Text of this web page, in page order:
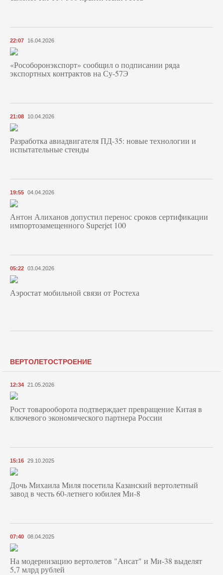
22:07 16.04.2026
«Рособоронэкспорт» сообщил о подписании ряда
экспортных контрактов на Су-57Э
21:08 10.04.2026
Разработка авиадвигателя ПД-35: новые технологии и
испытательные стенды
19:55 04.04.2026
Антон Алиханов допустил перенос сроков сертификации
импортозамещенного Superjet 100
05:22 03.04.2026
Аэростат мобильной связи от Ростеха
ВЕРТОЛЕТОСТРОЕНИЕ
12:34 21.05.2026
Рост товарооборота подтверждает превращение Китая в
ключевого экономического партнера России
15:16 29.10.2025
Дочь Михаила Миля посетила Казанский вертолетный
завод в честь 60-летнего юбилея Ми-8
07:40 08.04.2025
На модернизацию вертолетов "Ансат" и Ми-38 выделят
5,7 млрд рублей